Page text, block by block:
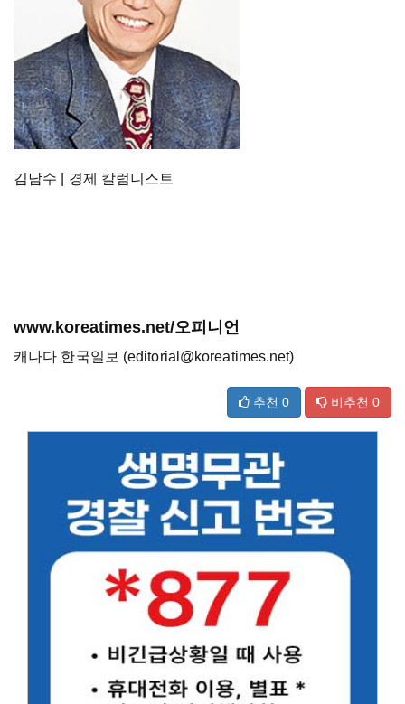
김남수 | 경제 칼럼니스트
www.koreatimes.net/오피니언
캐나다 한국일보 (editorial@koreatimes.net)
추천 0 비추천 0